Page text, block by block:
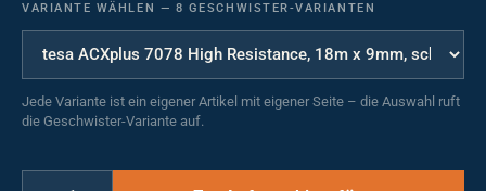
VARIANTE WÄHLEN — 8 GESCHWISTER-VARIANTEN
Jede Variante ist ein eigener Artikel mit eigener Seite – die Auswahl ruft
die Geschwister-Variante auf.